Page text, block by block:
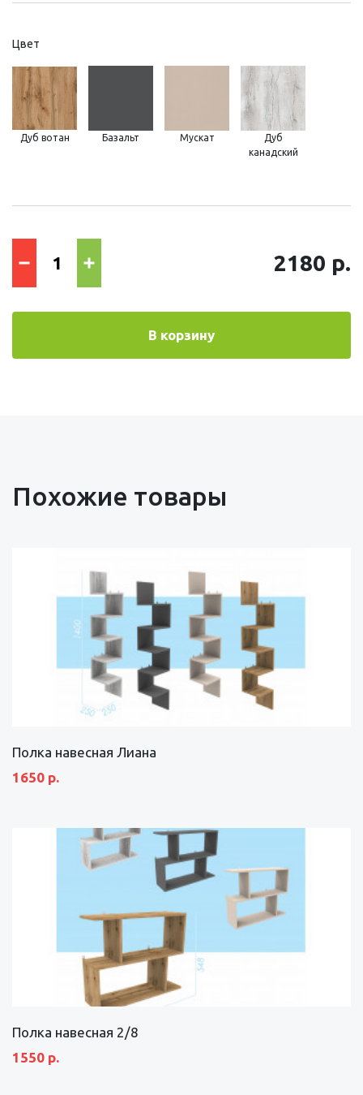
Цвет
Дуб вотан Базальт Мускат
Дуб
канадский
2180 р.
В корзину
Похожие товары
Полка навесная Лиана
1650 р.
Полка навесная 2/8
1550 р.